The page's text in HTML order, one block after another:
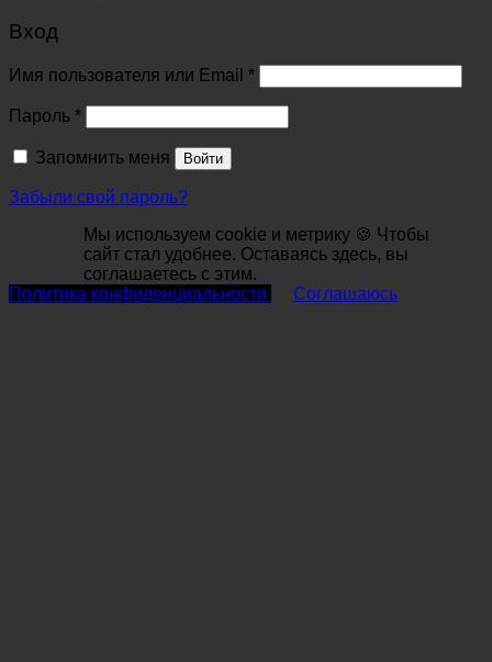
Вход
Имя пользователя или Email *Обязательно
Пароль *Обязательно
Запомнить меня Войти
Забыли свой пароль?
Мы используем cookie и метрику 🍪 Чтобы
сайт стал удобнее. Оставаясь здесь, вы
соглашаетесь с этим.
Политика конфиденциальности
Соглашаюсь